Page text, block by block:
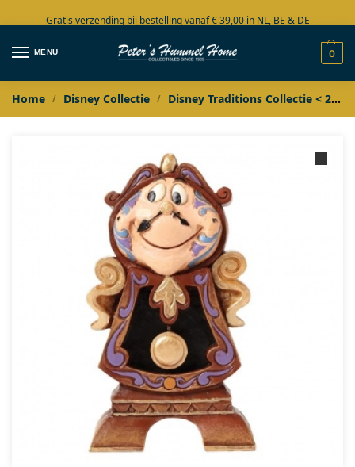
Gratis verzending bij bestelling vanaf € 39,00 in NL, BE & DE
Grote collectie in voorraad
MENU 0
Home / Disney Collectie / Disney Traditions Collectie < 2020